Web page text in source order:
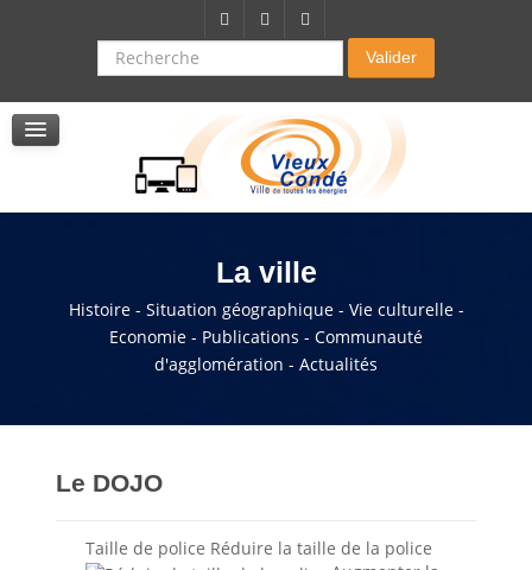
Recherche Valider
La résidence autonomie
Service de soins infirmers à domicile
Service d'aide à domicile
Pole multi services accompagnement seniors
La ville
Histoire - Situation géographique - Vie culturelle -
Economie - Publications - Communauté
d'agglomération - Actualités
Le DOJO
Taille de police Réduire la taille de la police